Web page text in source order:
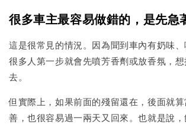
很多車主最容易做錯的，是先急
這是很常見的情況。因為聞到車內有奶味、
很多人第一步就會先噴芳香劑或放香氛，
去。
但實際上，如果前面的殘留還在，後面就
善，也很容易過一兩天又回來。也就是說